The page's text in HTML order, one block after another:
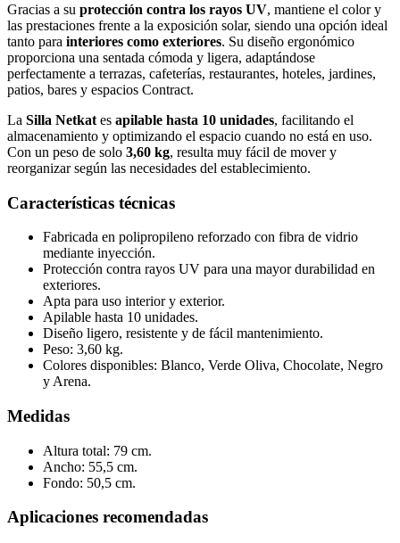
Gracias a su protección contra los rayos UV, mantiene el color y
las prestaciones frente a la exposición solar, siendo una opción ideal
tanto para interiores como exteriores. Su diseño ergonómico
proporciona una sentada cómoda y ligera, adaptándose
perfectamente a terrazas, cafeterías, restaurantes, hoteles, jardines,
patios, bares y espacios Contract.
La Silla Netkat es apilable hasta 10 unidades, facilitando el
almacenamiento y optimizando el espacio cuando no está en uso.
Con un peso de solo 3,60 kg, resulta muy fácil de mover y
reorganizar según las necesidades del establecimiento.
Características técnicas
Fabricada en polipropileno reforzado con fibra de vidrio
mediante inyección.
Protección contra rayos UV para una mayor durabilidad en
exteriores.
Apta para uso interior y exterior.
Apilable hasta 10 unidades.
Diseño ligero, resistente y de fácil mantenimiento.
Peso: 3,60 kg.
Colores disponibles: Blanco, Verde Oliva, Chocolate, Negro
y Arena.
Medidas
Altura total: 79 cm.
Ancho: 55,5 cm.
Fondo: 50,5 cm.
Aplicaciones recomendadas